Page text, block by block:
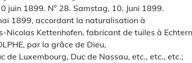
juin 1899. N° 28. Samstag, 10. Juni 1899.
1899, accordant la naturalisation à
Nicolas Kettenhofen, fabricant de tuiles à
par la grâce de Dieu,
de Luxembourg, Duc de Nassau, etc., etc., etc.;